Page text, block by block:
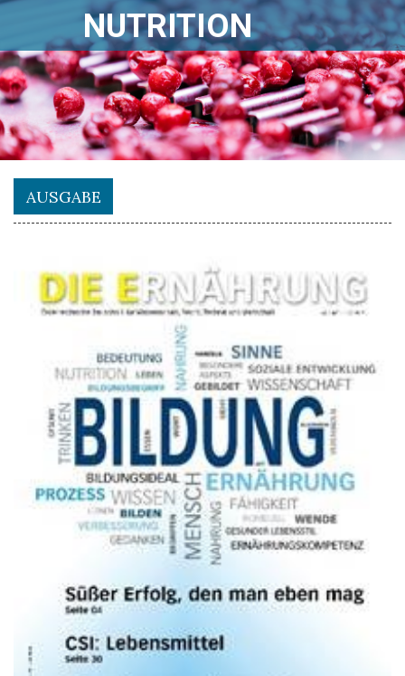
NUTRITION
AUSGABE